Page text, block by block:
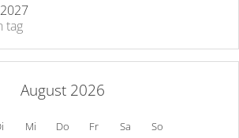
tag
August 2026
Mi Do Fr Sa So